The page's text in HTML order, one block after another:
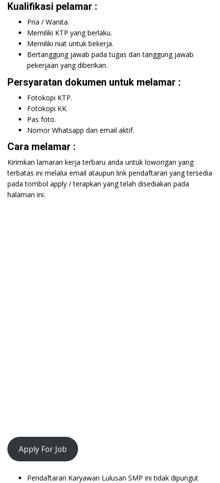
Kualifikasi pelamar :
Pria / Wanita.
Memiliki KTP yang berlaku.
Memiliki niat untuk bekerja.
Bertanggung jawab pada tugas dan tanggung jawab
pekerjaan yang diberikan.
Persyaratan dokumen untuk melamar :
Fotokopi KTP.
Fotokopi KK.
Pas foto.
Nomor Whatsapp dan email aktif.
Cara melamar :
Kirimkan lamaran kerja terbaru anda untuk lowongan yang
terbatas ini melalui email ataupun link pendaftaran yang tersedia
pada tombol apply / terapkan yang telah disediakan pada
halaman ini.
Apply For Job
Pendaftaran Karyawan Lulusan SMP ini tidak dipungut